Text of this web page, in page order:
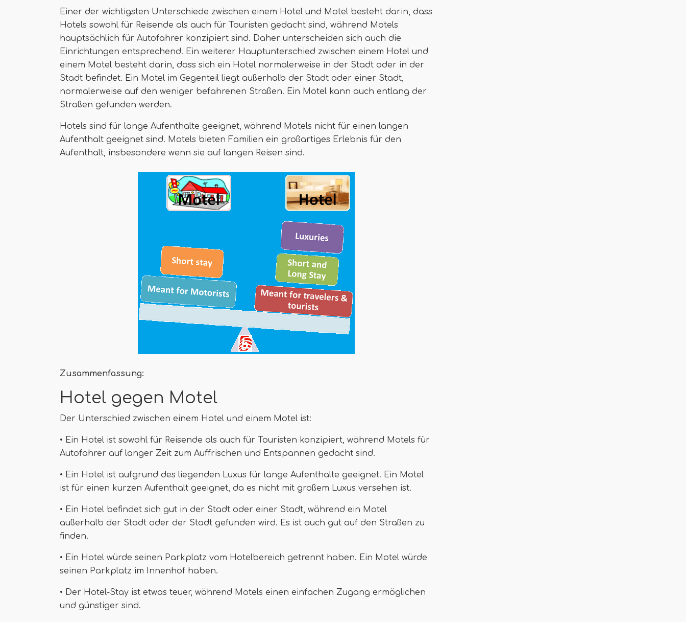
Einer der wichtigsten Unterschiede zwischen einem Hotel und Motel besteht darin, dass
Hotels sowohl für Reisende als auch für Touristen gedacht sind, während Motels
hauptsächlich für Autofahrer konzipiert sind. Daher unterscheiden sich auch die
Einrichtungen entsprechend. Ein weiterer Hauptunterschied zwischen einem Hotel und
einem Motel besteht darin, dass sich ein Hotel normalerweise in der Stadt oder in der
Stadt befindet. Ein Motel im Gegenteil liegt außerhalb der Stadt oder einer Stadt,
normalerweise auf den weniger befahrenen Straßen. Ein Motel kann auch entlang der
Straßen gefunden werden.
Hotels sind für lange Aufenthalte geeignet, während Motels nicht für einen langen
Aufenthalt geeignet sind. Motels bieten Familien ein großartiges Erlebnis für den
Aufenthalt, insbesondere wenn sie auf langen Reisen sind.
Zusammenfassung:
Hotel gegen Motel
Der Unterschied zwischen einem Hotel und einem Motel ist:
• Ein Hotel ist sowohl für Reisende als auch für Touristen konzipiert, während Motels für
Autofahrer auf langer Zeit zum Auffrischen und Entspannen gedacht sind.
• Ein Hotel ist aufgrund des liegenden Luxus für lange Aufenthalte geeignet. Ein Motel
ist für einen kurzen Aufenthalt geeignet, da es nicht mit großem Luxus versehen ist.
• Ein Hotel befindet sich gut in der Stadt oder einer Stadt, während ein Motel
außerhalb der Stadt oder der Stadt gefunden wird. Es ist auch gut auf den Straßen zu
finden.
• Ein Hotel würde seinen Parkplatz vom Hotelbereich getrennt haben. Ein Motel würde
seinen Parkplatz im Innenhof haben.
• Der Hotel-Stay ist etwas teuer, während Motels einen einfachen Zugang ermöglichen
und günstiger sind.